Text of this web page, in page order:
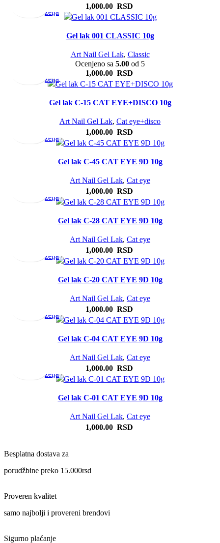
1,000.00 RSD
želja
Gel lak 001 CLASSIC 10g
Art Nail Gel Lak, Classic
Ocenjeno sa 5.00 od 5
1,000.00 RSD
želja
Gel lak C-15 CAT EYE+DISCO 10g
Art Nail Gel Lak, Cat eye+disco
1,000.00 RSD
Dodaj
želja
Gel lak C-45 CAT EYE 9D 10g
Art Nail Gel Lak, Cat eye
1,000.00 RSD
Dodaj
želja
Gel lak C-28 CAT EYE 9D 10g
Art Nail Gel Lak, Cat eye
1,000.00 RSD
Dodaj
želja
Gel lak C-20 CAT EYE 9D 10g
Art Nail Gel Lak, Cat eye
1,000.00 RSD
Dodaj
želja
Gel lak C-04 CAT EYE 9D 10g
Art Nail Gel Lak, Cat eye
1,000.00 RSD
Dodaj
želja
Gel lak C-01 CAT EYE 9D 10g
Art Nail Gel Lak, Cat eye
1,000.00 RSD
Besplatna dostava za
porudžbine preko 15.000rsd
Proveren kvalitet
samo najbolji i provereni brendovi
Sigurno plaćanje